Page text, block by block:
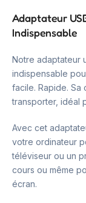
Adaptateur
Indispensable
Notre adaptateur
indispensable
facile. Rapide.
transporter, idéal
Avec cet
votre ordinateur
téléviseur ou un
cours ou même
écran.